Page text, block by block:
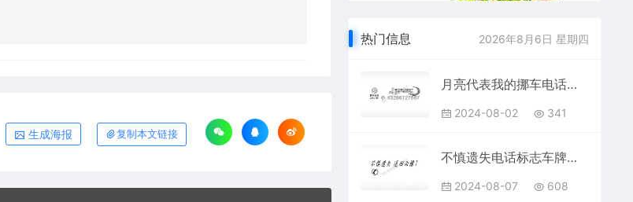
生成海报 复制本文链接
热门信息 2026年8月6日 星期四
月亮代表我的挪车电话大众心号码PLT格式激光打标文件通用矢量图
2024-08-02 341
不慎遗失电话标志车牌钥匙扣PLT格式激光打标文件通用矢量图
2024-08-07 608